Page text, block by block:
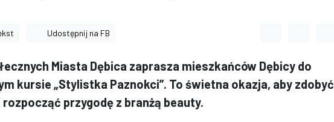
Udostępnij na FB
Miasta Dębica zaprasza mieszkańców Dębicy do
kursie „Stylistka Paznokci”. To świetna okazja, aby zdobyć
przygodę z branżą beauty.